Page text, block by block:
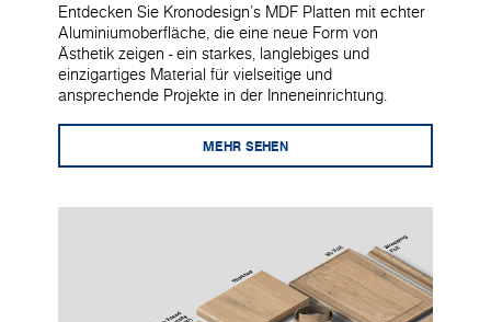
Entdecken Sie Kronodesign's MDF Platten mit echter
Aluminiumoberfläche, die eine neue Form von
Ästhetik zeigen - ein starkes, langlebiges und
einzigartiges Material für vielseitige und
ansprechende Projekte in der Inneneinrichtung.
MEHR SEHEN